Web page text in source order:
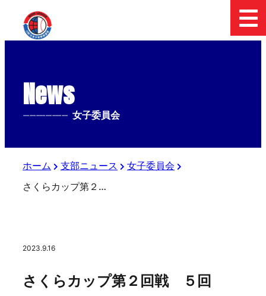
News
-------------- 女子委員会
ホーム 支部ニュース
女子委員会
さくらカップ第２回戦 ５回
2023.9.16
さくらカップ第２回戦 ５回